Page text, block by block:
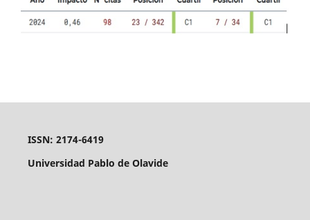
ISSN: 2174-6419
Universidad Pablo de Olavide